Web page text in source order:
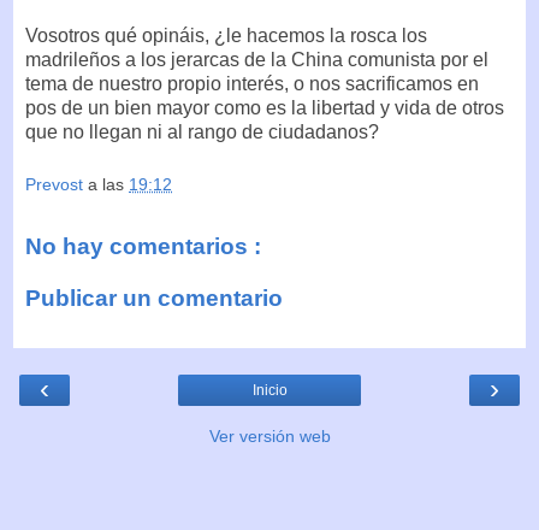
Vosotros qué opináis, ¿le hacemos la rosca los
madrileños a los jerarcas de la China comunista por el
tema de nuestro propio interés, o nos sacrificamos en
pos de un bien mayor como es la libertad y vida de otros
que no llegan ni al rango de ciudadanos?
Prevost a las 19:12
No hay comentarios :
Publicar un comentario
‹ ›
Inicio
Ver versión web